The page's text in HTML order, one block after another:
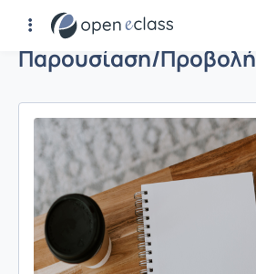
Παρουσίαση/Προβολή